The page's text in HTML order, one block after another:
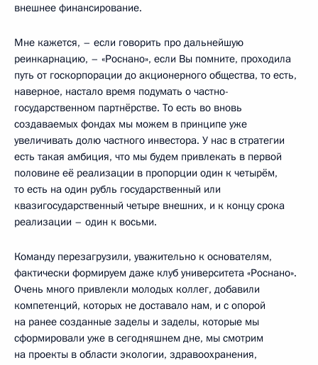
внешнее финансирование.
Мне кажется, – если говорить про дальнейшую
реинкарнацию, – «Роснано», если Вы помните, проходила
путь от госкорпорации до акционерного общества, то есть,
наверное, настало время подумать о частно-
государственном партнёрстве. То есть во вновь
создаваемых фондах мы можем в принципе уже
увеличивать долю частного инвестора. У нас в стратегии
есть такая амбиция, что мы будем привлекать в первой
половине её реализации в пропорции один к четырём,
то есть на один рубль государственный или
квазигосударственный четыре внешних, и к концу срока
реализации – один к восьми.
Команду перезагрузили, уважительно к основателям,
фактически формируем даже клуб университета «Роснано».
Очень много привлекли молодых коллег, добавили
компетенций, которых не доставало нам, и с опорой
на ранее созданные заделы и заделы, которые мы
сформировали уже в сегодняшнем дне, мы смотрим
на проекты в области экологии, здравоохранения,